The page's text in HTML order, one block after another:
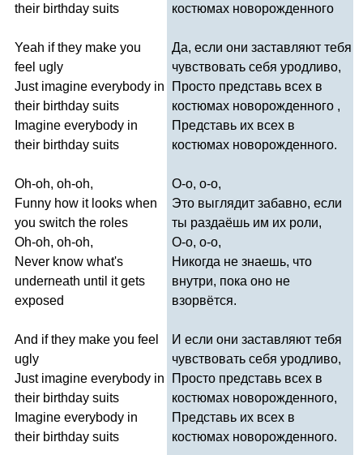
their birthday suits
Yeah if they make you
feel ugly
Just imagine everybody in
their birthday suits
Imagine everybody in
their birthday suits
Oh-oh, oh-oh,
Funny how it looks when
you switch the roles
Oh-oh, oh-oh,
Never know what's
underneath until it gets
exposed
And if they make you feel
ugly
Just imagine everybody in
their birthday suits
Imagine everybody in
their birthday suits
костюмах новорожденного
Да, если они заставляют тебя
чувствовать себя уродливо,
Просто представь всех в
костюмах новорожденного ,
Представь их всех в
костюмах новорожденного.
О-о, о-о,
Это выглядит забавно, если
ты раздаёшь им их роли,
О-о, о-о,
Никогда не знаешь, что
внутри, пока оно не
взорвётся.
И если они заставляют тебя
чувствовать себя уродливо,
Просто представь всех в
костюмах новорожденного,
Представь их всех в
костюмах новорожденного.